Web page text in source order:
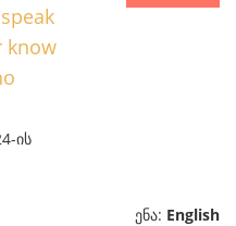
know
ის
ენა: English